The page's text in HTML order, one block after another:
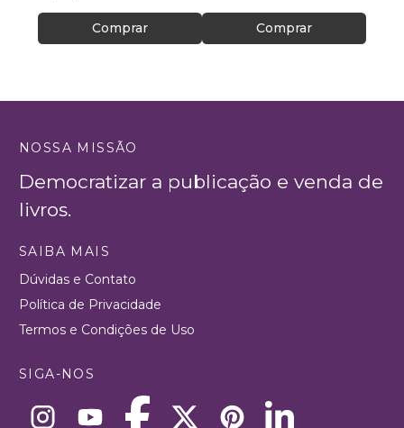
Comprar Comprar
NOSSA MISSÃO
Democratizar a publicação e venda de
livros.
SAIBA MAIS
Dúvidas e Contato
Política de Privacidade
Termos e Condições de Uso
SIGA-NOS